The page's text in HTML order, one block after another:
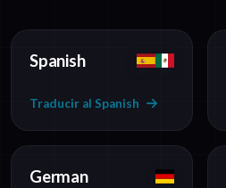
Spanish
Traducir al Spanish
German